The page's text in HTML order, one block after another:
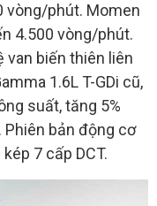
vòng/phút. Momen
4.500 vòng/phút.
van biến thiên liên
1.6L T-GDi cũ,
suất, tăng 5%
bản động cơ
7 cấp DCT.